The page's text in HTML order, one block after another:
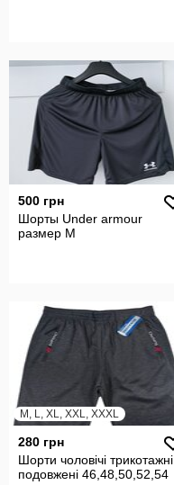
500 грн
Шорты Under armour
размер М
M, L, XL, XXL, XXXL
280 грн
Шорти чоловічі трикотажні
подовжені 46,48,50,52,54